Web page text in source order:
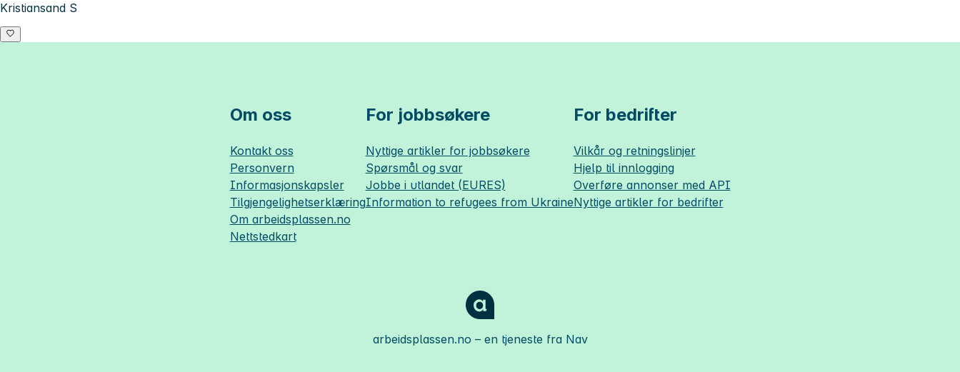
Kristiansand S
Om oss
Kontakt oss
Personvern
Informasjonskapsler
Tilgjengelighetserklæring
Om arbeidsplassen.no
Nettstedkart
For jobbsøkere
Nyttige artikler for jobbsøkere
Spørsmål og svar
Jobbe i utlandet (EURES)
Information to refugees from Ukraine
For bedrifter
Vilkår og retningslinjer
Hjelp til innlogging
Overføre annonser med API
Nyttige artikler for bedrifter
arbeidsplassen.no – en tjeneste fra Nav